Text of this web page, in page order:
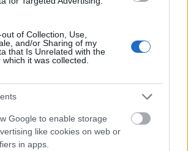
of Collection, Use,
and/or Sharing of my
that Is Unrelated with the
it was collected.
Google to enable storage
like cookies on web or
in apps.
teréig arra figyelek, hogy ne a
vegyem fel. Siker. A mezőny
még a liget is elviselhető… Azért
ahol nem mozog a levegő.
de a szagunk valahogy ott reked.
Palme emelkedőjének a végén,
lány összeesik. Mire odaérek, már
Átfut az agyamon, hogy lassan
a nyelvem a
Nem kéne frissíteni. Diesel úgy
előttem. Eddig jó! A második kör